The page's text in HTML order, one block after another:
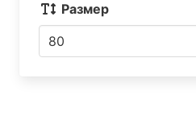
Размер